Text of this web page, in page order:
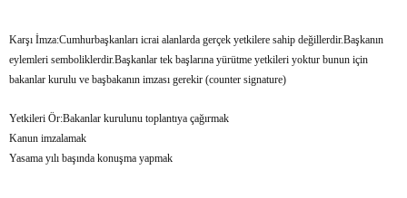
Karşı İmza:Cumhurbaşkanları icrai alanlarda gerçek yetkilere sahip değillerdir.Başkanın
eylemleri semboliklerdir.Başkanlar tek başlarına yürütme yetkileri yoktur bunun için
bakanlar kurulu ve başbakanın imzası gerekir (counter signature)
Yetkileri Ör:Bakanlar kurulunu toplantıya çağırmak
Kanun imzalamak
Yasama yılı başında konuşma yapmak